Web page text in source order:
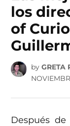
los
of
by GRETA
Después